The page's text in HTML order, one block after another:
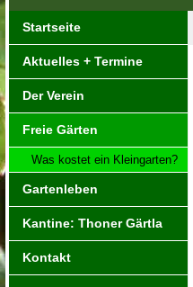
Startseite
Aktuelles + Termine
Der Verein
Freie Gärten
Was kostet ein Kleingarten?
Gartenleben
Kantine: Thoner Gärtla
Kontakt